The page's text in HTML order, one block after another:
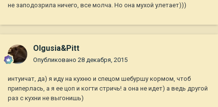
не заподозрила ничего, все молча. Но она мухой улетает)))
Olgusia&Pitt
Опубликовано 28 декабря, 2015
интуичат, да) я иду на кухню и спецом шебуршу кормом, чтоб
приперлась, а я ее цоп и когти стричь! а она не идет) а ведь другой
раз с кухни не выгонишь)